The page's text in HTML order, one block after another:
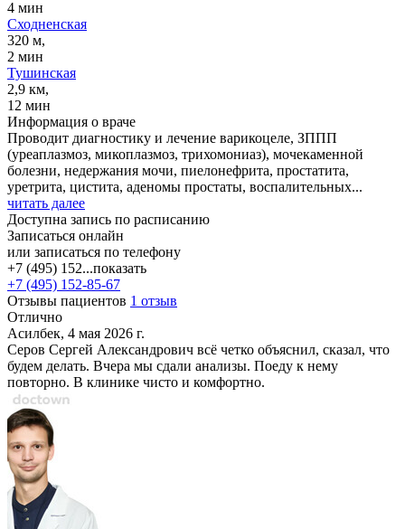
4 мин
Сходненская
320 м,
2 мин
Тушинская
2,9 км,
12 мин
Информация о враче
Проводит диагностику и лечение варикоцеле, ЗППП
(уреаплазмоз, микоплазмоз, трихомониаз), мочекаменной
болезни, недержания мочи, пиелонефрита, простатита,
уретрита, цистита, аденомы простаты, воспалительных...
читать далее
Доступна запись по расписанию
Записаться онлайн
или записаться по телефону
+7 (495) 152...показать
+7 (495) 152-85-67
Отзывы пациентов 1 отзыв
Отлично
Асилбек, 4 мая 2026 г.
Серов Сергей Александрович всё четко объяснил, сказал, что
будем делать. Вчера мы сдали анализы. Поеду к нему
повторно. В клинике чисто и комфортно.